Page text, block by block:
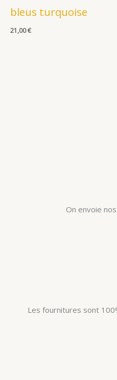
bleus turquoise
21,00€
On envoie
Les fournitures sont